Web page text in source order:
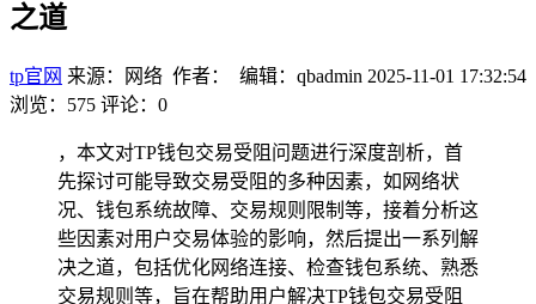
之道
tp官网 来源：网络 作者： 编辑：qbadmin 2025-11-01 17:32:54
浏览：575 评论：0
，本文对TP钱包交易受阻问题进行深度剖析，首
先探讨可能导致交易受阻的多种因素，如网络状
况、钱包系统故障、交易规则限制等，接着分析这
些因素对用户交易体验的影响，然后提出一系列解
决之道，包括优化网络连接、检查钱包系统、熟悉
交易规则等，旨在帮助用户解决TP钱包交易受阻